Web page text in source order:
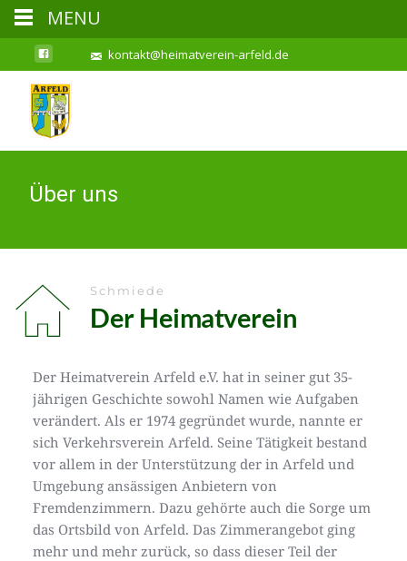
kontakt@heimatverein-arfeld.de
Über uns
Schmiede
Der Heimatverein
Der Heimatverein Arfeld e.V. hat in seiner gut 35-
jährigen Geschichte sowohl Namen wie Aufgaben
verändert. Als er 1974 gegründet wurde, nannte er
sich Verkehrsverein Arfeld. Seine Tätigkeit bestand
vor allem in der Unterstützung der in Arfeld und
Umgebung ansässigen Anbietern von
Fremdenzimmern. Dazu gehörte auch die Sorge um
das Ortsbild von Arfeld. Das Zimmerangebot ging
mehr und mehr zurück, so dass dieser Teil der
MENU